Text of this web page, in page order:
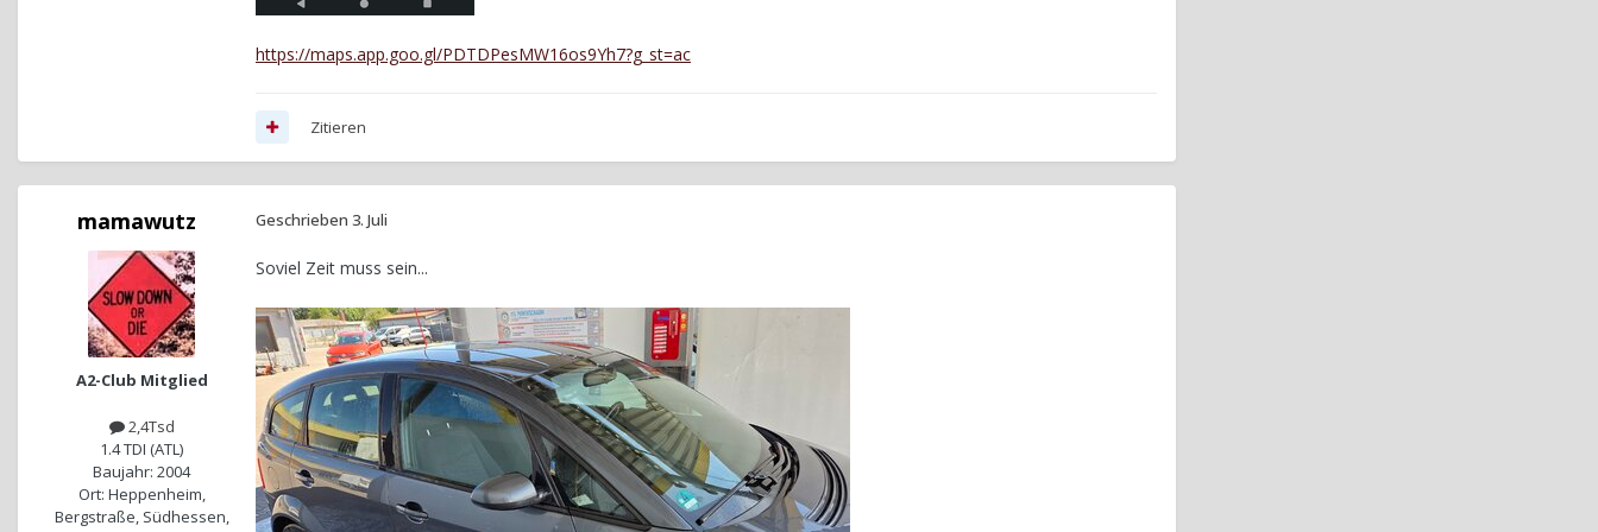
https://maps.app.goo.gl/PDTDPesMW16os9Yh7?g_st=ac
Zitieren
mamawutz
A2-Club Mitglied
2,4Tsd
1.4 TDI (ATL)
Baujahr: 2004
Ort: Heppenheim,
Bergstraße, Südhessen,
Geschrieben 3. Juli
Soviel Zeit muss sein...